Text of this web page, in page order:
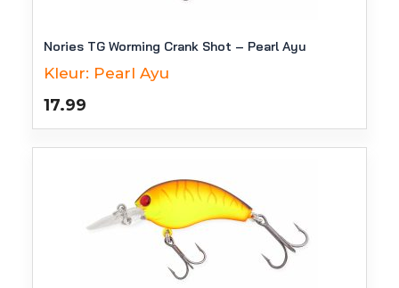
Nories TG Worming Crank Shot – Pearl Ayu
Kleur: Pearl Ayu
17.99